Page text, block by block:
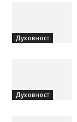
Духовност
Духовност